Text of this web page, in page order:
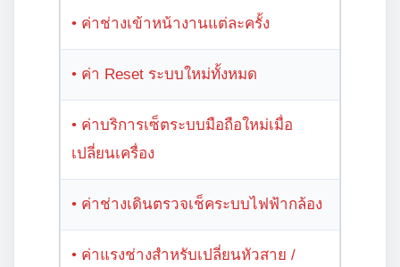
• ค่าช่างเข้าหน้างานแต่ละครั้ง
• ค่า Reset ระบบใหม่ทั้งหมด
• ค่าบริการเซ็ตระบบมือถือใหม่เมื่อ
เปลี่ยนเครื่อง
• ค่าช่างเดินตรวจเช็คระบบไฟฟ้ากล้อง
• ค่าแรงช่างสำหรับเปลี่ยนหัวสาย /